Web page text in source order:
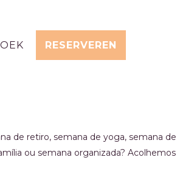
RESERVEREN
de retiro, semana de yoga, semana de
ou semana organizada? Acolhemos